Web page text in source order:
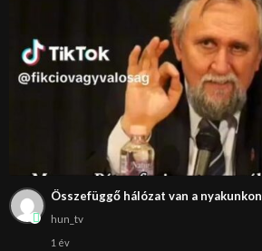
Összefüggő hálózat van a nyakunkon
hun_tv
1 év